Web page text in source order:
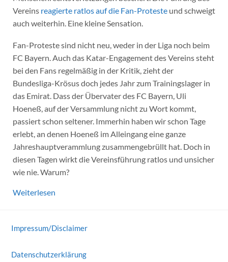
Vereins reagierte ratlos auf die Fan-Protesteund schweigt
auch weiterhin. Eine kleine Sensation.
Fan-Proteste sind nicht neu, weder in der Liga noch beim
FC Bayern. Auch das Katar-Engagement des Vereins steht
bei den Fans regelmäßig in der Kritik, zieht der
Bundesliga-Krösus doch jedes Jahr zum Trainingslager in
das Emirat. Dass der Übervater des FC Bayern, Uli
Hoeneß, auf der Versammlung nicht zu Wort kommt,
passiert schon seltener. Immerhin haben wir schon Tage
erlebt, an denen Hoeneß im Alleingang eine ganze
Jahreshauptverammlung zusammengebrüllt hat. Doch in
diesen Tagen wirkt die Vereinsführung ratlos und unsicher
wie nie. Warum?
Weiterlesen
Impressum/Disclaimer
Datenschutzerklärung